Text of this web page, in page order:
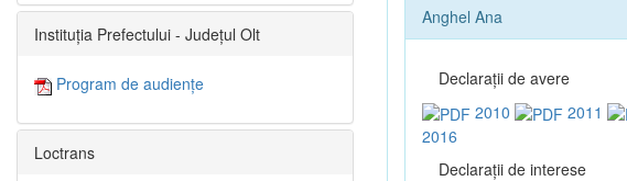
Anghel Ana
Declaraţii de avere
2010
2011
2016
Declaraţii de interese
Instituția Prefectului - Județul Olt
Program de audiențe
Loctrans